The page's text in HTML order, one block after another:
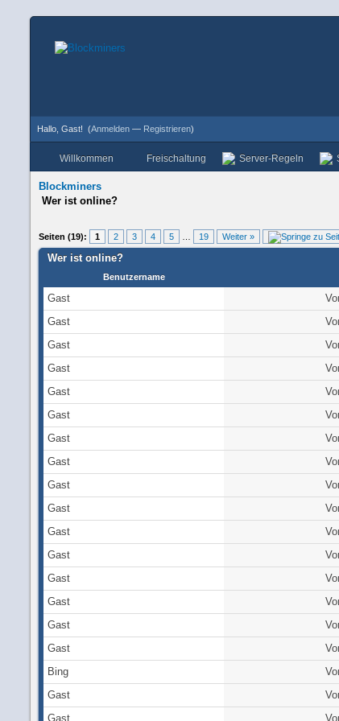
Hallo, Gast! (Anmelden — Registrieren)
Willkommen Freischaltung Server-Regeln
Blockminers
Wer ist online?
Seiten (19): 1 2 3 4 5 19 Weiter »
Wer ist online?
Benutzername
Gast
Gast
Gast
Gast
Gast
Gast
Gast
Gast
Gast
Gast
Gast
Gast
Gast
Gast
Gast
Gast
Bing
Gast
Gast